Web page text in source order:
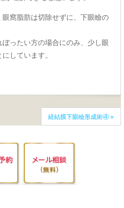
窩脂肪は切除せずに、下眼瞼の
ったい方の場合にのみ、少し眼
しています。
経結膜下眼瞼形成術④ »